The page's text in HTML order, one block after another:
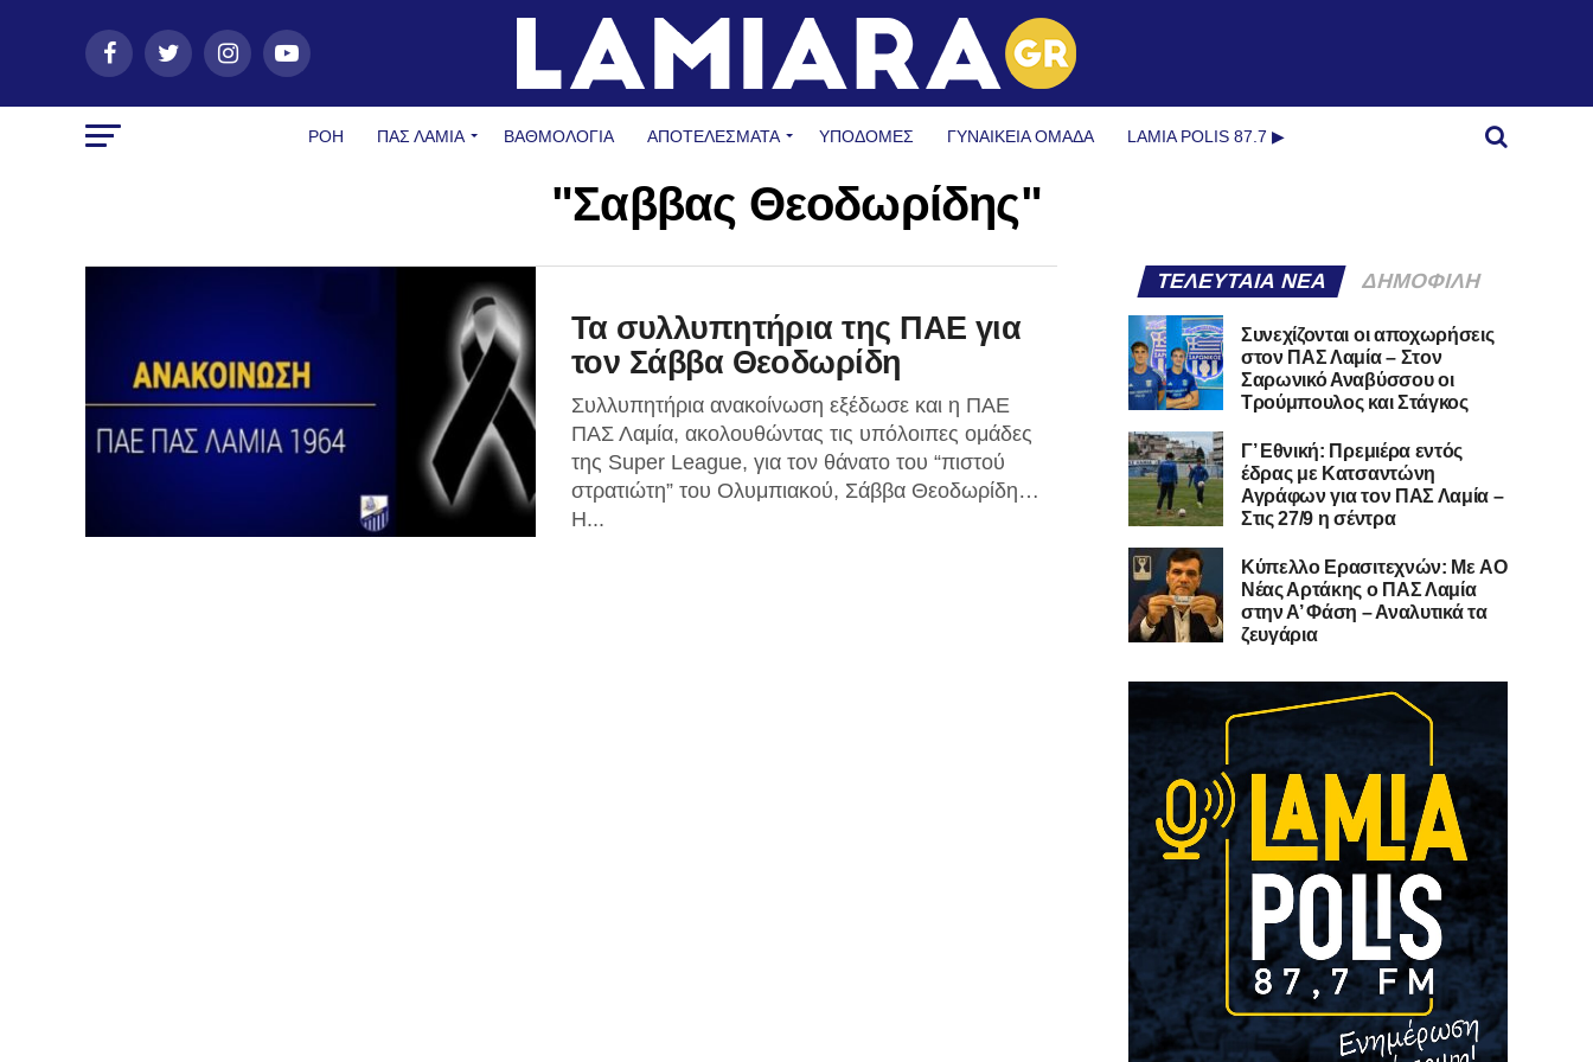
ΡΟΗ ΠΑΣ ΛΑΜΊΑ ΒΑΘΜΟΛΟΓΙΑ ΑΠΟΤΕΛΕΣΜΑΤΑ ΥΠΟΔΟΜΈΣ ΓΥΝΑΙΚΕΊΑ ΟΜΆΔΑ LAMIA POLIS 87.7 ▶︎
"Σαββας Θεοδωρίδης"
Τα συλλυπητήρια της ΠΑΕ για
τον Σάββα Θεοδωρίδη
Συλλυπητήρια ανακοίνωση εξέδωσε και η ΠΑΕ
ΠΑΣ Λαμία, ακολουθώντας τις υπόλοιπες ομάδες
της Super League, για τον θάνατο του “πιστού
στρατιώτη” του Ολυμπιακού, Σάββα Θεοδωρίδη…
Η...
ΤΕΛΕΥΤΑΊΑ ΝΈΑ ΔΗΜΟΦΙΛΉ
Συνεχίζονται οι αποχωρήσεις
στον ΠΑΣ Λαμία – Στον
Σαρωνικό Αναβύσσου οι
Τρούμπουλος και Στάγκος
Γ’ Εθνική: Πρεμιέρα εντός
έδρας με Κατσαντώνη
Αγράφων για τον ΠΑΣ Λαμία –
Στις 27/9 η σέντρα
Kύπελλο Ερασιτεχνών: Με AO
Nέας Αρτάκης ο ΠΑΣ Λαμία
στην Α’ Φάση – Αναλυτικά τα
ζευγάρια